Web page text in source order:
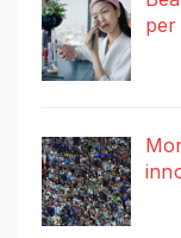
per